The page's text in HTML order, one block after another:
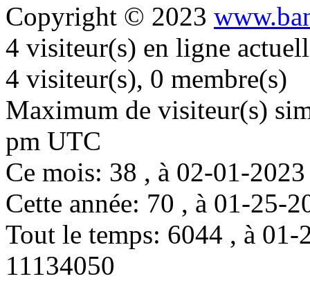
Copyright © 2023
4 visiteur(s) en ligne
4 visiteur(s), 0 membre(s)
Maximum de visiteur(s)
pm UTC
Ce mois: 38 , à 02-01-
Cette année: 70 , à 01-25-
Tout le temps: 6044 , à
11134050